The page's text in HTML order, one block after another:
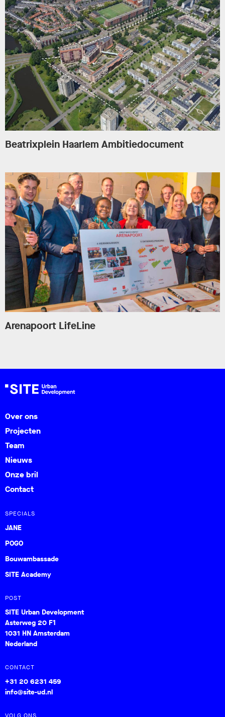
Beatrixplein Haarlem Ambitiedocument
Arenapoort LifeLine
Over ons
Projecten
Team
Nieuws
Onze bril
Contact
SPECIALS
JANE
POGO
Bouwambassade
SITE Academy
POST
SITE Urban Development
Asterweg 20 F1
1031 HN Amsterdam
Nederland
CONTACT
+31 20 6231 459
info@site-ud.nl